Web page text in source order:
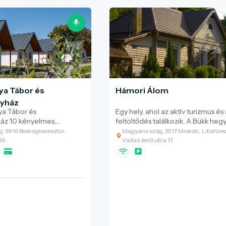
Tábor és
Tábor és
10 kényelmes,
önálló
közösségi terekkel ls
bérlési
3916 Bodrogkeresztúr,
Hámori Álom
Egy hely, ahol az aktív turizmus és
feltöltődés találkozik. A Bükk hegység
kapujában, patak partján, erdő
ölelésében pihenhetsz,
sütögethetsz, szaunázhatsz,
Magyarország, 3517 Miskolc,
Vadas Jenő utca 17